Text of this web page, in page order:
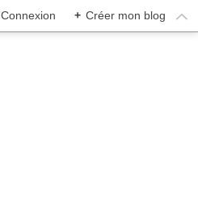
Connexion + Créer mon blog